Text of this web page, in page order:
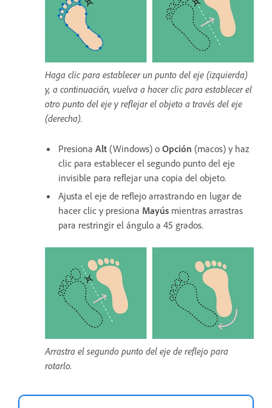
Haga clic para establecer un punto del eje (izquierda)
y, a continuación, vuelva a hacer clic para establecer el
otro punto del eje y reflejar el objeto a través del eje
(derecha).
Presiona Alt (Windows) o Opción (macos) y haz
clic para establecer el segundo punto del eje
invisible para reflejar una copia del objeto.
Ajusta el eje de reflejo arrastrando en lugar de
hacer clic y presiona Mayús mientras arrastras
para restringir el ángulo a 45 grados.
Arrastra el segundo punto del eje de reflejo para
rotarlo.